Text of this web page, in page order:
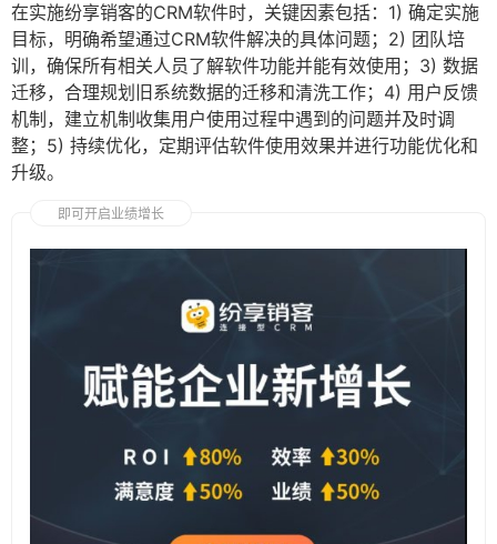
在实施纷享销客的CRM软件时，关键因素包括：1) 确定实施
目标，明确希望通过CRM软件解决的具体问题；2) 团队培
训，确保所有相关人员了解软件功能并能有效使用；3) 数据
迁移，合理规划旧系统数据的迁移和清洗工作；4) 用户反馈
机制，建立机制收集用户使用过程中遇到的问题并及时调
整；5) 持续优化，定期评估软件使用效果并进行功能优化和
升级。
即可开启业绩增长